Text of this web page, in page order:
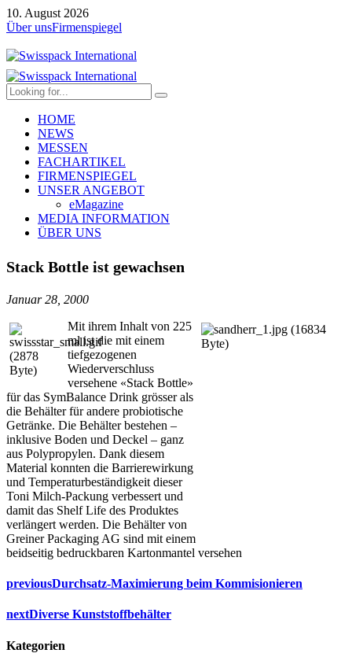
10. August 2026
Über unsFirmenspiegel
HOME
NEWS
MESSEN
FACHARTIKEL
FIRMENSPIEGEL
UNSER ANGEBOT
eMagazine
MEDIA INFORMATION
ÜBER UNS
Stack Bottle ist gewachsen
Januar 28, 2000
Mit ihrem Inhalt von 225
ml ist die mit einem
tiefgezogenen
Wiederverschluss
versehene «Stack Bottle»
für das SymBalance Drink grösser als
die Behälter für andere probiotische
Getränke. Die Behälter bestehen –
inklusive Boden und Deckel – ganz
aus Polypropylen. Dank diesem
Material konnten die Barrierewirkung
und Temperaturbeständigkeit dieser
Toni Milch-Packung verbessert und
damit das Shelf Life des Produktes
verlängert werden. Die Behälter von
Greiner Packaging AG sind mit einem
beidseitig bedruckbaren Kartonmantel versehen
previousDurchsatz-Maximierung beim Kommisionieren
nextDiverse Kunststoffbehälter
Kategorien